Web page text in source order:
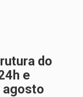
do
e
agosto